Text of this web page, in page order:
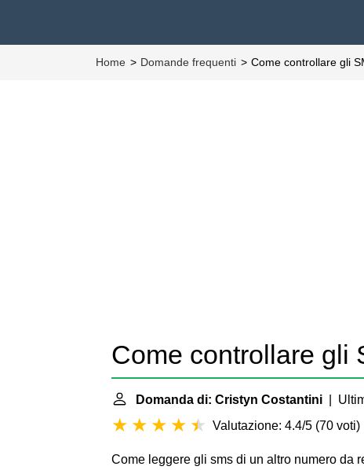
Home Domande frequenti Come controllare gli
Come controllare gli
Domanda di: Cristyn Costantini |
Valutazione: 4.4/5 (70 voti)
Come leggere gli sms di un altro numero da